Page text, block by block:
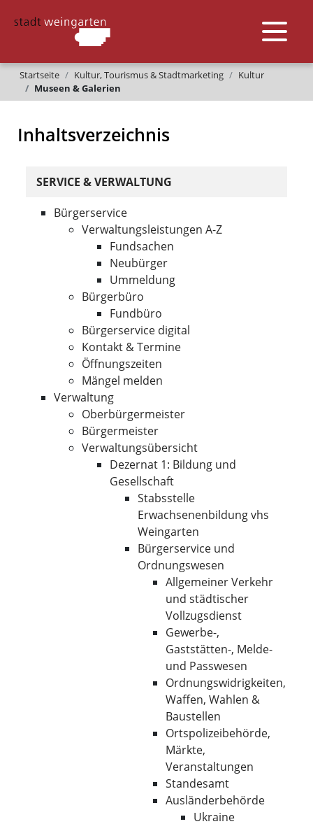
Startseite Kultur, Tourismus & Stadtmarketing
Kultur
Museen & Galerien
Inhaltsverzeichnis
SERVICE & VERWALTUNG
Bürgerservice
Verwaltungsleistungen A-Z
Fundsachen
Neubürger
Ummeldung
Bürgerbüro
Fundbüro
Bürgerservice digital
Kontakt & Termine
Öffnungszeiten
Mängel melden
Verwaltung
Oberbürgermeister
Bürgermeister
Verwaltungsübersicht
Dezernat 1: Bildung und
Gesellschaft
Stabsstelle
Erwachsenenbildung vhs
Weingarten
Bürgerservice und
Ordnungswesen
Allgemeiner Verkehr
und städtischer
Vollzugsdienst
Gewerbe-,
Gaststätten-, Melde-
und Passwesen
Ordnungswidrigkeiten,
Waffen, Wahlen &
Baustellen
Ortspolizeibehörde,
Märkte,
Veranstaltungen
Standesamt
Ausländerbehörde
Ukraine